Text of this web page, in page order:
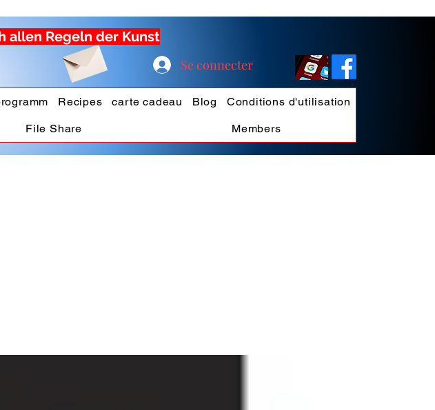
allen Regeln der Kunst
Se connecter
Recipes carte cadeau Blog Conditions d'utilisation
File Share Members